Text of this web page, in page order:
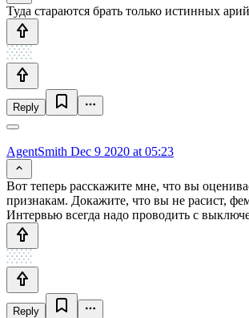
Туда стараются брать только истинных
Reply
AgentSmith Dec 9 2020 at 05:23
Вот теперь расскажите мне, что вы
признакам. Докажите, что вы не расист,
Интервью всегда надо проводить с
Reply